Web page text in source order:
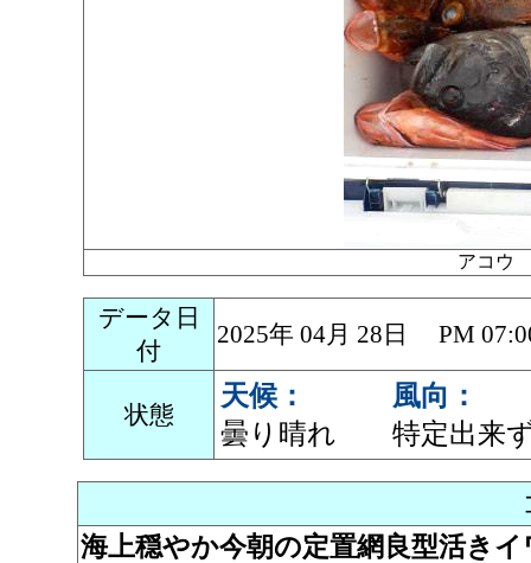
アコ
データ日
付
2025年 04月 28日 PM
状態
天候：
曇り晴れ
風向：
特定出来
海上穏やか今朝の定置網良型活き